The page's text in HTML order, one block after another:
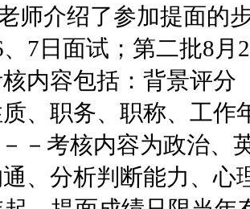
师介绍了参加提面的
、7日面试；第二批8
内容包括：背景评分
、职务、职称、工作
－－考核内容为政治
、分析判断能力、心